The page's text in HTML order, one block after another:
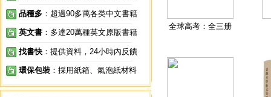
品種多 ：超過90多萬各类中文書籍
英文書 ：多達20萬種英文原版書籍
找書快 ：提供資料，24小時內反饋
環保包裝 ：採用紙箱、氣泡紙材料
全球高考：全三册